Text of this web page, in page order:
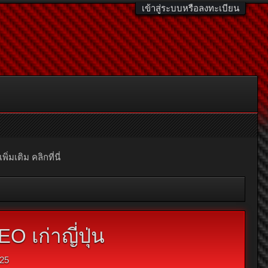
เข้าสู่ระบบหรือลงทะเบียน
พิ่มเติม คลิกที่นี่
เก่าญี่ปุ่น